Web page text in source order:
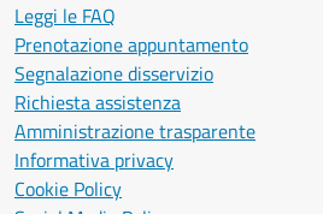
Leggi le FAQ
Prenotazione appuntamento
Segnalazione disservizio
Richiesta assistenza
Amministrazione trasparente
Informativa privacy
Cookie Policy